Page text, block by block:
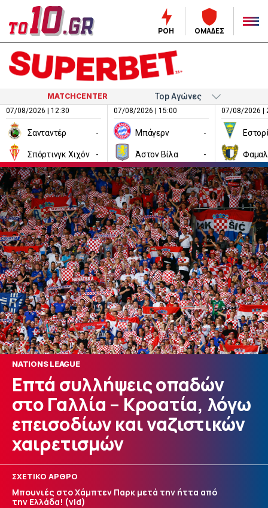
ΡΟΗ ΟΜΑΔΕΣ
MATCHCENTER
07/08/2026 | 12:30
Σανταντέρ -
Σπόρτινγκ Χιχόν -
07/08/2026 | 15:00
Μπάγερν -
Άστον Βίλα -
07/08/2026 |
NATIONS LEAGUE
Επτά συλλήψεις οπαδών
στο Γαλλία – Κροατία, λόγω
επεισοδίων και ναζιστικών
χαιρετισμών
ΣΧΕΤΙΚΟ ΑΡΘΡΟ
Μπουνιές στο Χάμπτεν Παρκ μετά την ήττα από
την Ελλάδα! (vid)